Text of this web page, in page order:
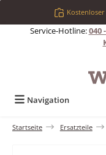
Zum Hauptinhalt springen
Service-Hotline:040
Navigation
Startseite Ersatzteile